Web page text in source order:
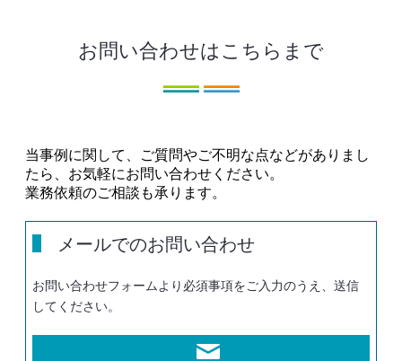
お問い合わせはこちらまで
当事例に関して、ご質問やご不明な点などがありまし
たら、お気軽にお問い合わせください。
業務依頼のご相談も承ります。
メールでのお問い合わせ
お問い合わせフォームより必須事項をご入力のうえ、送信
してください。